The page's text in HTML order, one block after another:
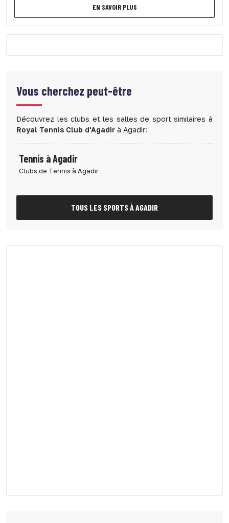
EN SAVOIR PLUS
Vous cherchez peut-être
Découvrez les clubs et les salles de sport similaires à
Royal Tennis Club d'Agadir à Agadir:
Tennis à Agadir
Clubs de Tennis à Agadir
TOUS LES SPORTS À AGADIR